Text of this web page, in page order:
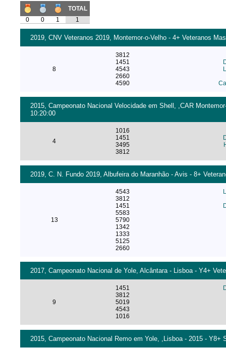
TOTAL
0
0 1 1
2019, CNV Veteranos 2019, Montemor-o-Velho - 4+ Veteranos
8
3812
1451
4543
2660
4590
2015, Campeonato Nacional Velocidade em Shell, ,CAR
10:20:00
4
1016
1451
3495
3812
2019, C. N. Fundo 2019, Albufeira do Maranhão - Avis - 8+
13
4543
3812
1451
5583
5790
1342
1333
5125
2660
2017, Campeonato Nacional de Yole, Alcântara - Lisboa - Y4+
9
1451
3812
5019
4543
1016
2015, Campeonato Nacional Remo em Yole, ,Lisboa - 2015 - Y8+